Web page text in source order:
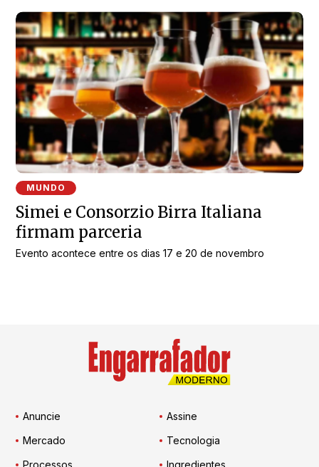
MUNDO
Simei e Consorzio Birra Italiana
firmam parceria
Evento acontece entre os dias 17 e 20 de novembro
Anuncie
Assine
Mercado
Tecnologia